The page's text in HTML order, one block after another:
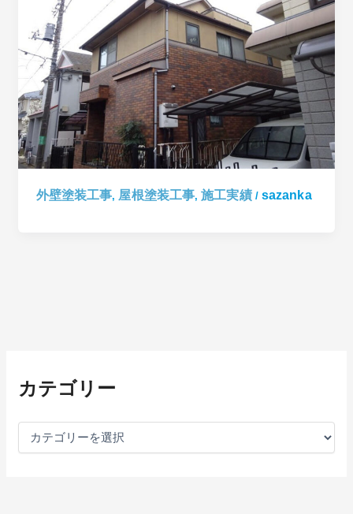
外壁塗装工事, 屋根塗装工事,施工実績/ sazanka
カテゴリー
ゴ
ー